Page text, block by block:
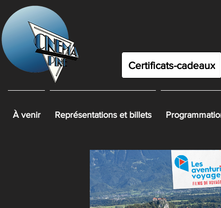
Certificats-cadeaux
À venir Représentations et billets